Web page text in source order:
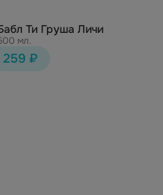
Ти Груша Личи
мл.
259 ₽